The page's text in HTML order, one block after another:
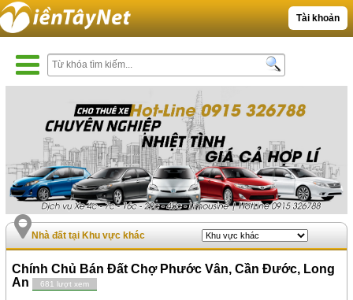
Tài khoản
Nhà đất tại Khu vực khác
Chính Chủ Bán Đất Chợ Phước Vân, Cần Đước, Long
An
681 lượt xem